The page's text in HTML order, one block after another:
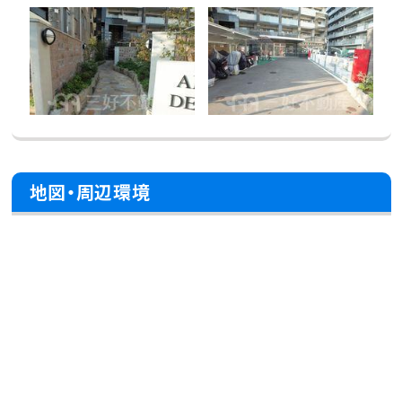
地図・周辺環境